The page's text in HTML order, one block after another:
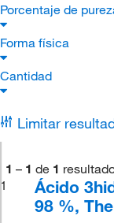
Porcentaje de
Forma física
Cantidad
Limitar
1 – 1 de 1
1
Ácido
98 %,